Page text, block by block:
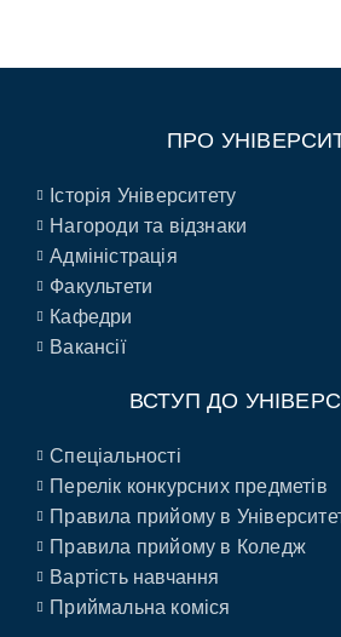
ПРО
Історія Університету
Нагороди та відзнаки
Адміністрація
Факультети
Кафедри
Вакансії
ВСТУП ДО
Спеціальності
Перелік конкурсних предметів
Правила прийому в
Правила прийому в Коледж
Вартість навчання
Приймальна коміся